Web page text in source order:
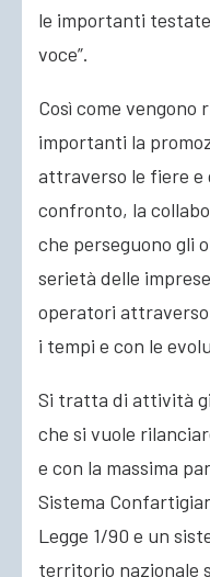
le importanti
voce”.
Così come
importanti la
attraverso le fiere e
confronto, la
che perseguono gli
serietà delle
operatori attraverso
i tempi e con le
Si tratta di attività
che si vuole
e con la massima
Sistema
Legge 1/90 e un
territorio nazionale